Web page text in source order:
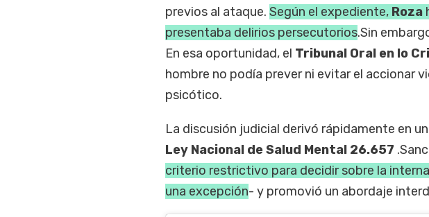
previos al ataque. Según el expediente, Roza
presentaba delirios persecutorios.Sin
En esa oportunidad, el Tribunal Oral en lo
hombre no podía prever ni evitar el accionar
psicótico.
La discusión judicial derivó rápidamente en
Ley Nacional de Salud Mental 26.657
criterio restrictivo para decidir sobre la
una excepción- y promovió un abordaje